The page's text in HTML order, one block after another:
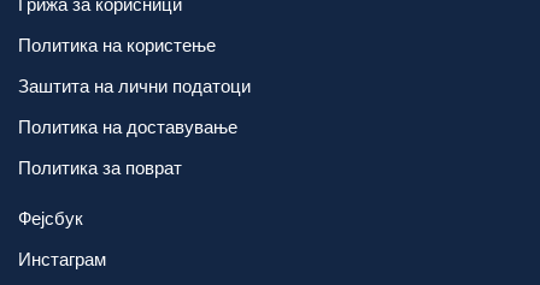
Грижа за корисници
Политика на користење
Заштита на лични податоци
Политика на доставување
Политика за поврат
Фејсбук
Инстаграм